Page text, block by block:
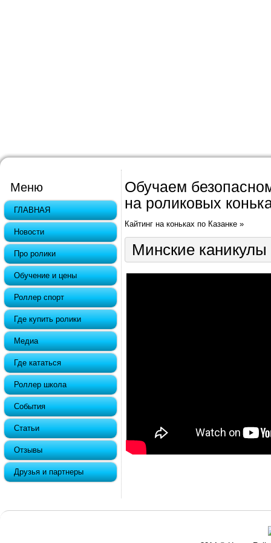
Меню
ГЛАВНАЯ
Новости
Про ролики
Обучение и цены
Роллер спорт
Где купить ролики
Медиа
Где кататься
Роллер школа
События
Статьи
Отзывы
Друзья и партнеры
Обучаем
на роликовых
Кайтинг на коньках по Казанке »
Минские